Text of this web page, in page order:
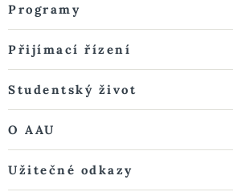
Programy
Přijímací řízení
Studentský život
O AAU
Užitečné odkazy